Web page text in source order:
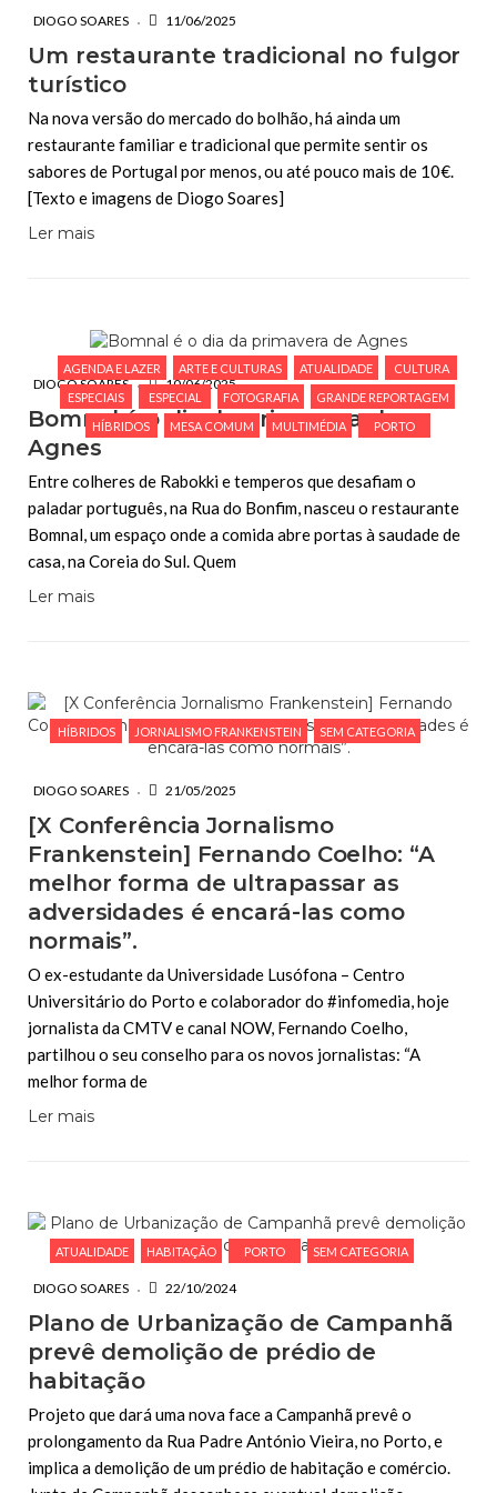
DIOGO SOARES 11/06/2025
Um restaurante tradicional no fulgor
turístico
Na nova versão do mercado do bolhão, há ainda um
restaurante familiar e tradicional que permite sentir os
sabores de Portugal por menos, ou até pouco mais de 10€.
[Texto e imagens de Diogo Soares]
Ler mais
AGENDA E LAZER ARTE E CULTURAS ATUALIDADE
CULTURA
ESPECIAIS
ESPECIAL FOTOGRAFIA
GRANDE REPORTAGEM
HÍBRIDOS
MESA COMUM MULTIMÉDIA PORTO
DIOGO SOARES 10/06/2025
Bomnal é o dia da primavera de
Agnes
Entre colheres de Rabokki e temperos que desafiam o
paladar português, na Rua do Bonfim, nasceu o restaurante
Bomnal, um espaço onde a comida abre portas à saudade de
casa, na Coreia do Sul. Quem
Ler mais
HÍBRIDOS JORNALISMO FRANKENSTEIN SEM CATEGORIA
DIOGO SOARES 21/05/2025
[X Conferência Jornalismo
Frankenstein] Fernando Coelho: “A
melhor forma de ultrapassar as
adversidades é encará-las como
normais”.
O ex-estudante da Universidade Lusófona – Centro
Universitário do Porto e colaborador do #infomedia, hoje
jornalista da CMTV e canal NOW, Fernando Coelho,
partilhou o seu conselho para os novos jornalistas: “A
melhor forma de
Ler mais
ATUALIDADE HABITAÇÃO PORTO SEM CATEGORIA
DIOGO SOARES 22/10/2024
Plano de Urbanização de Campanhã
prevê demolição de prédio de
habitação
Projeto que dará uma nova face a Campanhã prevê o
prolongamento da Rua Padre António Vieira, no Porto, e
implica a demolição de um prédio de habitação e comércio.